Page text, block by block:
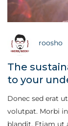
roosho
The
to your
Donec sed erat
volutpat. Morbi
blandit. Etiam ut